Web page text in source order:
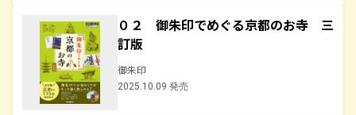
０２ 御朱印でめぐる京都のお寺 三
訂版
御朱印
2025.10.09 発売